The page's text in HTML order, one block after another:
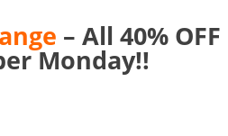
– All 40% OFF
Monday!!